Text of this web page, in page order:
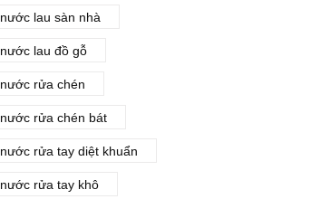
nước lau sàn nhà
nước lau đồ gỗ
nước rửa chén
nước rửa chén bát
nước rửa tay diệt khuẩn
nước rửa tay khô